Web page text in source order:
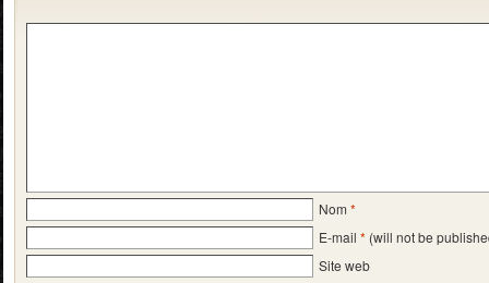
Nom *
E-mail * (will not be
Site web